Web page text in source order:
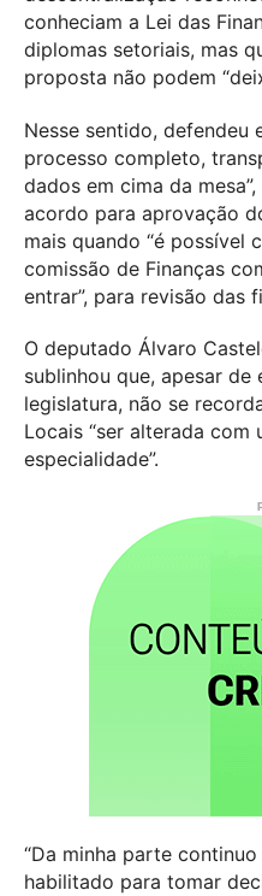
conheciam a Lei das
diplomas setoriais, mas
proposta não podem
Nesse sentido, defendeu
processo completo,
dados em cima da
acordo para aprovação
mais quando “é possível
comissão de Finanças
entrar”, para revisão das
O deputado Álvaro
sublinhou que, apesar
legislatura, não se
Locais “ser alterada com
especialidade”.
“Da minha parte
habilitado para tomar